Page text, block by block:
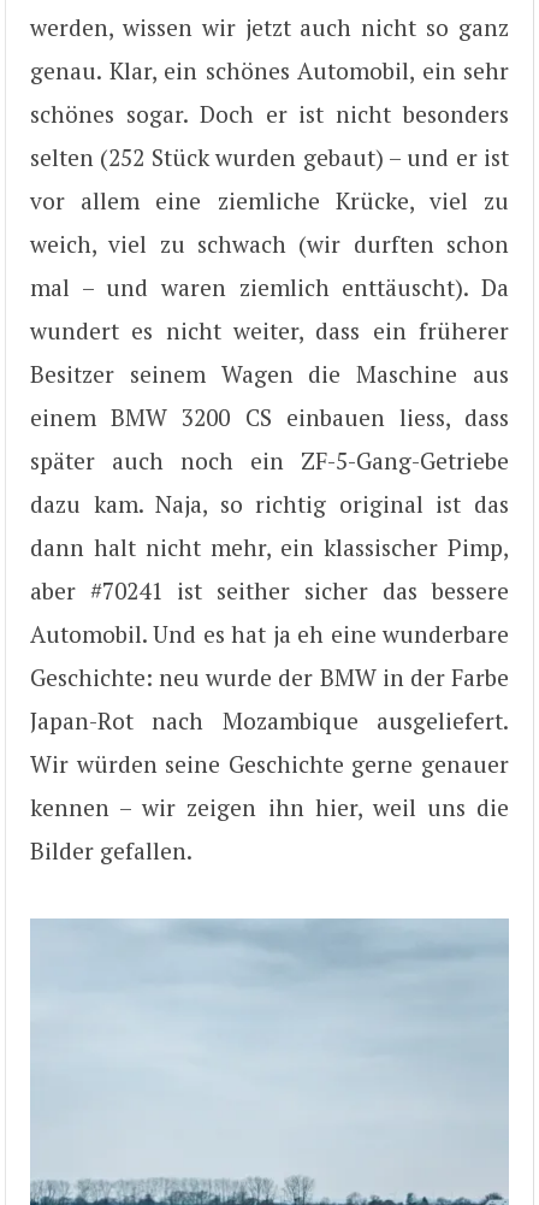
werden, wissen wir jetzt auch nicht so ganz
genau. Klar, ein schönes Automobil, ein sehr
schönes sogar. Doch er ist nicht besonders
selten (252 Stück wurden gebaut) – und er ist
vor allem eine ziemliche Krücke, viel zu
weich, viel zu schwach (wir durften schon
mal – und waren ziemlich enttäuscht). Da
wundert es nicht weiter, dass ein früherer
Besitzer seinem Wagen die Maschine aus
einem BMW 3200 CS einbauen liess, dass
später auch noch ein ZF-5-Gang-Getriebe
dazu kam. Naja, so richtig original ist das
dann halt nicht mehr, ein klassischer Pimp,
aber #70241 ist seither sicher das bessere
Automobil. Und es hat ja eh eine wunderbare
Geschichte: neu wurde der BMW in der Farbe
Japan-Rot nach Mozambique ausgeliefert.
Wir würden seine Geschichte gerne genauer
kennen – wir zeigen ihn hier, weil uns die
Bilder gefallen.